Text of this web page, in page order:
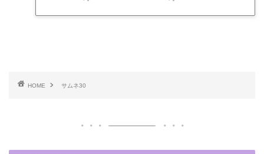
HOME サムネ30